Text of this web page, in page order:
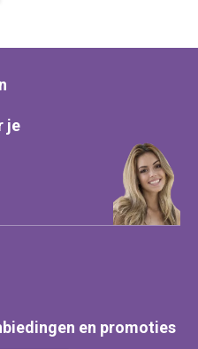
je
en promoties